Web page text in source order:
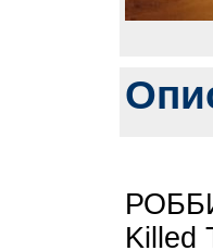
Killed